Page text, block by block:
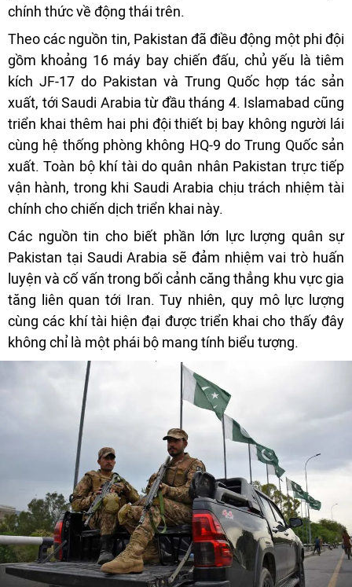
chính thức về động thái trên.
Theo các nguồn tin, Pakistan đã điều động một phi đội
gồm khoảng 16 máy bay chiến đấu, chủ yếu là tiêm
kích JF-17 do Pakistan và Trung Quốc hợp tác sản
xuất, tới Saudi Arabia từ đầu tháng 4. Islamabad cũng
triển khai thêm hai phi đội thiết bị bay không người lái
cùng hệ thống phòng không HQ-9 do Trung Quốc sản
xuất. Toàn bộ khí tài do quân nhân Pakistan trực tiếp
vận hành, trong khi Saudi Arabia chịu trách nhiệm tài
chính cho chiến dịch triển khai này.
Các nguồn tin cho biết phần lớn lực lượng quân sự
Pakistan tại Saudi Arabia sẽ đảm nhiệm vai trò huấn
luyện và cố vấn trong bối cảnh căng thẳng khu vực gia
tăng liên quan tới Iran. Tuy nhiên, quy mô lực lượng
cùng các khí tài hiện đại được triển khai cho thấy đây
không chỉ là một phái bộ mang tính biểu tượng.